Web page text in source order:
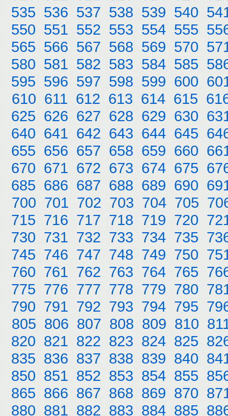
535 536 537 538 539 540
550 551 552 553 554 555
565 566 567 568 569 570
580 581 582 583 584 585
595 596 597 598 599 600
610 611 612 613 614 615
625 626 627 628 629 630
640 641 642 643 644 645
655 656 657 658 659 660
670 671 672 673 674 675
685 686 687 688 689 690
700 701 702 703 704 705
715 716 717 718 719 720
730 731 732 733 734 735
745 746 747 748 749 750
760 761 762 763 764 765
775 776 777 778 779 780
790 791 792 793 794 795
805 806 807 808 809 810
820 821 822 823 824 825
835 836 837 838 839 840
850 851 852 853 854 855
865 866 867 868 869 870
880 881 882 883 884 885